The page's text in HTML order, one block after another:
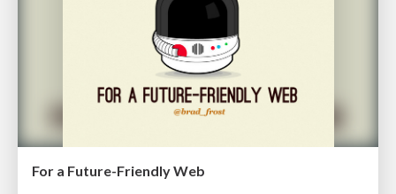
For a Future-Friendly Web